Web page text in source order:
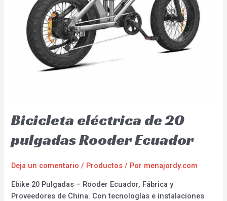
Bicicleta eléctrica de 20
pulgadas Rooder Ecuador
Deja un comentario / Productos / Por menajordy.com
Ebike 20 Pulgadas – Rooder Ecuador, Fábrica y
Proveedores de China. Con tecnologías e instalaciones